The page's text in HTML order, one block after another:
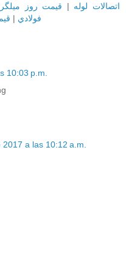
اتصالات لوله | قيمت روز
فولادي |
10:03 p.m.
a las 10:12 a.m.